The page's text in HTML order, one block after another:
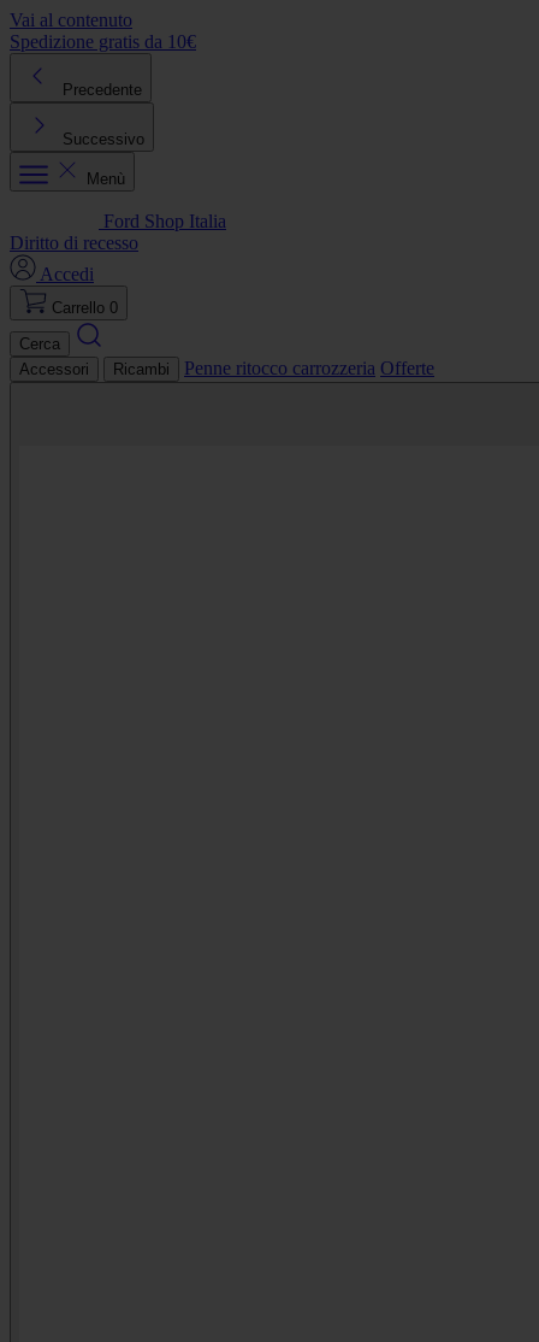
Vai al contenuto
Spedizione gratis da 10€
Precedente
Successivo
Menù
Ford Shop Italia
Diritto di recesso
Accedi
Carrello 0
Cerca
Accessori
Ricambi Penne ritocco carrozzeria Offerte